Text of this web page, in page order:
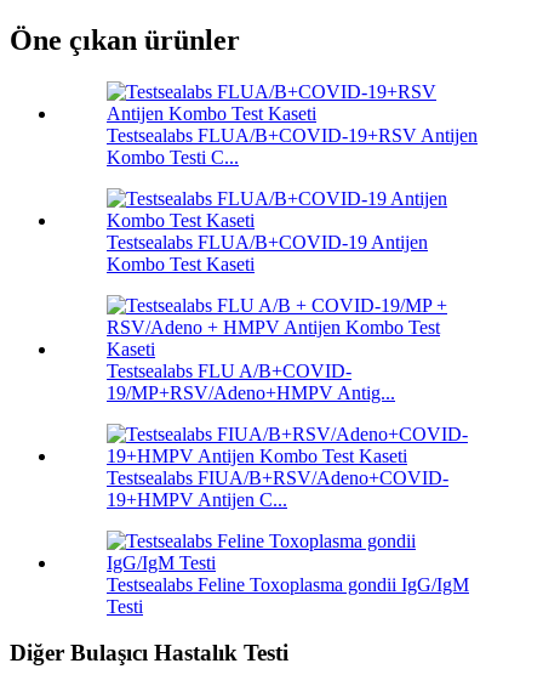
Öne çıkan ürünler
Testsealabs FLUA/B+COVID-19+RSV Antijen
Kombo Testi C...
Testsealabs FLUA/B+COVID-19 Antijen
Kombo Test Kaseti
Testsealabs FLU A/B+COVID-
19/MP+RSV/Adeno+HMPV Antig...
Testsealabs FIUA/B+RSV/Adeno+COVID-
19+HMPV Antijen C...
Testsealabs Feline Toxoplasma gondii IgG/IgM
Testi
Diğer Bulaşıcı Hastalık Testi